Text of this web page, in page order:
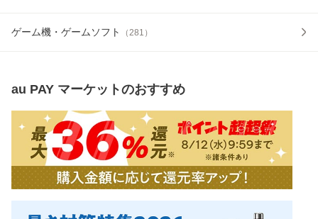
ゲーム機・ゲームソフト （281 ）
au PAY マーケットのおすすめ